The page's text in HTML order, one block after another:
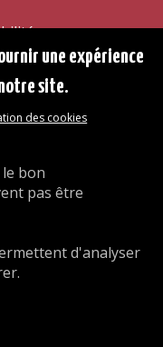
Auderghem
une expérience
site.
des cookies
bon
pas être
d'analyser